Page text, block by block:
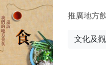
推廣地方
文化及